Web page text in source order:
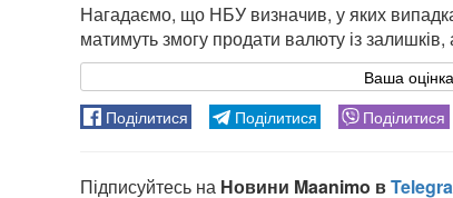
Нагадаємо, що НБУ визначив, у яких
матимуть змогу продати валюту із